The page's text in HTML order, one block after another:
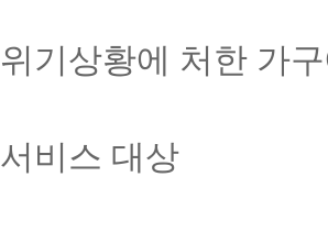
위기상황에 처한 가
서비스 대상